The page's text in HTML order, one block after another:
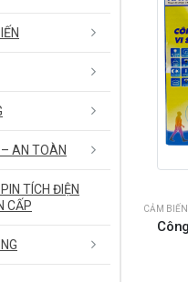
CẢM
AN TOÀN
TÍCH ĐIỆN
CẤP